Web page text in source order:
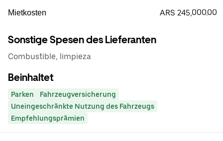
Mietkosten ARS 245,000.00
Sonstige Spesen des Lieferanten
Combustible, limpieza
Beinhaltet
Parken
Fahrzeugversicherung
Uneingeschränkte Nutzung des Fahrzeugs
Empfehlungsprämien